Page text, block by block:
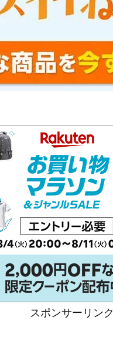
スポンサーリンク